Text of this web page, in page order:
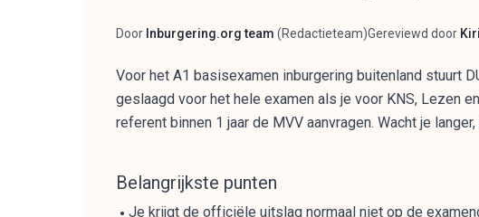
Auteur
Door Inburgering.org team (Redactieteam)
Reviewer
Gereviewd door
Voor het A1 basisexamen inburgering buitenland stuurt
geslaagd voor het hele examen als je voor KNS, Lezen
referent binnen 1 jaar de MVV aanvragen. Wacht je
Belangrijkste punten
Je krijgt de officiële uitslag normaal niet op de